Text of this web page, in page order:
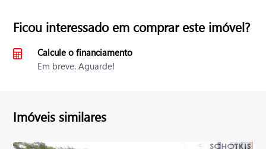
Ficou interessado em comprar este imóvel?
Calcule o financiamento
Em breve. Aguarde!
Imóveis similares